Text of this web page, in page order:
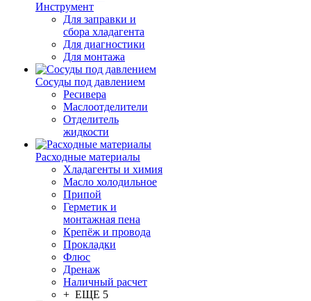
Инструмент
Для заправки и
сбора хладагента
Для диагностики
Для монтажа
Сосуды под давлением
Ресивера
Маслоотделители
Отделитель
жидкости
Расходные материалы
Хладагенты и химия
Масло холодильное
Припой
Герметик и
монтажная пена
Крепёж и провода
Прокладки
Флюс
Дренаж
Наличный расчет
+ ЕЩЕ 5